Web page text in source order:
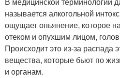
называется алкогольной
ощущает опьянение, которое
отеком и опухшим лицом,
Происходит это из-за распада
вещества, которые бьют по
и органам.